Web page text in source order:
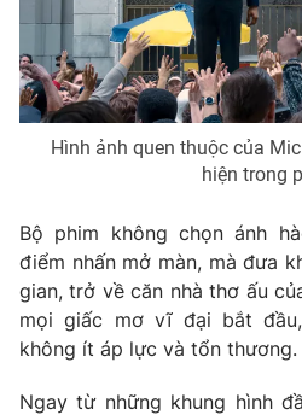
Phim VTV
Hậu trường
Nhân vật
Khán giả
Giải trí
Điện ảnh
Đời sống
Du lịch
Chất lượng cuộc sống
Tuyển sinh
Học trực tuyến
Công nghệ
Hitech Công nghệ tương lai
Sản phẩm
Thị trường
Giao lưu trực tuyến
Hình ảnh quen thuộc của
hiện trong
Bộ phim không chọn ánh
điểm nhấn mở màn, mà đưa
gian, trở về căn nhà thơ ấu
mọi giấc mơ vĩ đại bắt
không ít áp lực và tổn thương.
Ngay từ những khung hình